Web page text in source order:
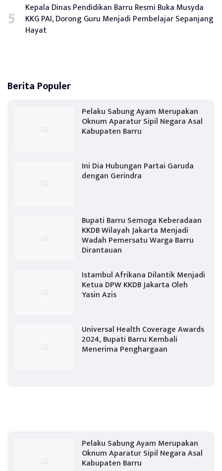
Kepala Dinas Pendidikan Barru Resmi Buka Musyda
KKG PAI, Dorong Guru Menjadi Pembelajar Sepanjang
Hayat
Berita Populer
Pelaku Sabung Ayam Merupakan
Oknum Aparatur Sipil Negara Asal
Kabupaten Barru
Ini Dia Hubungan Partai Garuda
dengan Gerindra
Bupati Barru Semoga Keberadaan
KKDB Wilayah Jakarta Menjadi
Wadah Pemersatu Warga Barru
Dirantauan
Istambul Afrikana Dilantik Menjadi
Ketua DPW KKDB Jakarta Oleh
Yasin Azis
Universal Health Coverage Awards
2024, Bupati Barru Kembali
Menerima Penghargaan
Pelaku Sabung Ayam Merupakan
Oknum Aparatur Sipil Negara Asal
Kabupaten Barru